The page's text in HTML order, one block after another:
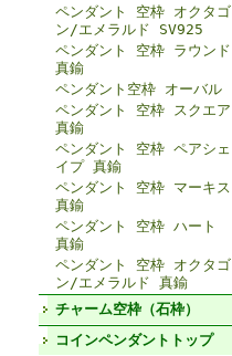
ペンダント 空枠 オクタゴ
ン/エメラルド SV925
ペンダント 空枠 ラウンド
真鍮
ペンダント空枠 オーバル
ペンダント 空枠 スクエア
真鍮
ペンダント 空枠 ペアシェ
イプ 真鍮
ペンダント 空枠 マーキス
真鍮
ペンダント 空枠 ハート
真鍮
ペンダント 空枠 オクタゴ
ン/エメラルド 真鍮
チャーム空枠（石枠）
コインペンダントトップ